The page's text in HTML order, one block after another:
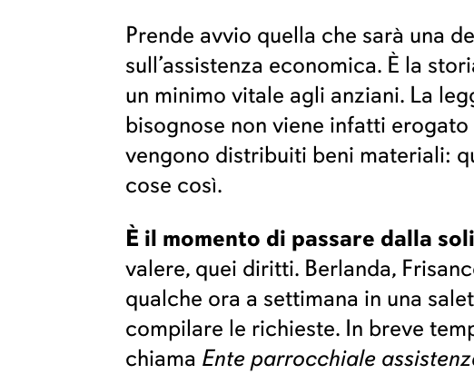
Prende avvio quella che sarà una
sull’assistenza economica. È la
un minimo vitale agli anziani. La
bisognose non viene infatti erogato
vengono distribuiti beni materiali:
cose così.
È il momento di passare dalla
valere, quei diritti. Berlanda,
qualche ora a settimana in una
compilare le richieste. In breve
chiama Ente parrocchiale